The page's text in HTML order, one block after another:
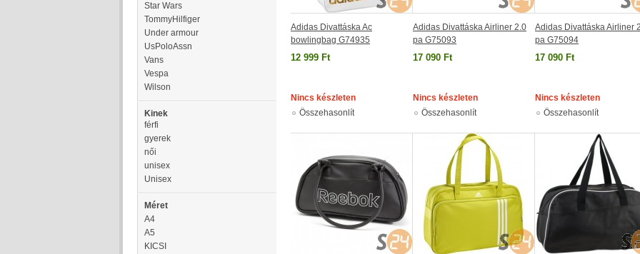
Star Wars
TommyHilfiger
Under armour
UsPoloAssn
Vans
Vespa
Wilson
Kinek
férfi
gyerek
női
unisex
Unisex
Méret
A4
A5
KICSI
Adidas Divattáska Ac
bowlingbag G74935
12 999 Ft
Nincs készleten
Összehasonlít
Adidas Divattáska Airliner 2.0
pa G75093
17 090 Ft
Nincs készleten
Összehasonlít
Adidas Divattáska Airliner
pa G75094
17 090 Ft
Nincs készleten
Összehasonlít